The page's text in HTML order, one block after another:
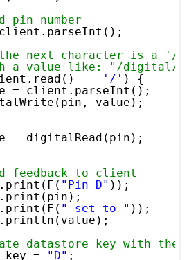
pin number
next character is a '/' it
a value like: "/digital/
== '/' ) {
= client.parseInt();
value);
= digitalRead(pin);
feedback to client
"Pin D" ));
" set to " ));
datastore key with the
=
"D" ;